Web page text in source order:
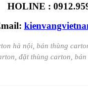
HOLINE :
hà nội, bán thùng
đặt thùng carton,